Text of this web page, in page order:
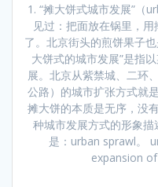
1. “摊大饼式城市发展”（
见过：把面放在锅里，
了。北京街头的煎饼果子
大饼式的城市发展”是指
展。北京从紫禁城、二环
公路）的城市扩张方式就
摊大饼的本质是无序，没
种城市发展方式的形象
是：urban sprawl。
expansion